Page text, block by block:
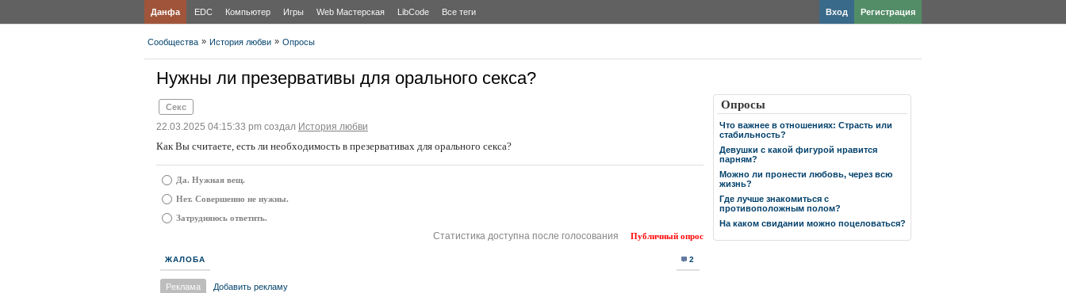
Данфа EDC Компьютер Игры Web Мастерская LibCode Все теги Регистрация
Вход
Сообщества » История любви » Опросы
Нужны ли презервативы для орального секса?
Секс
22.03.2025 04:15:33 pm создал История любви
Как Вы считаете, есть ли необходимость в презервативах для орального секса?
Да. Нужная вещ.
Нет. Совершенно не нужны.
Затрудняюсь ответить.
Статистика доступна после голосования Публичный опрос
ЖАЛОБА 2
Реклама Добавить рекламу
Опросы
Что важнее в отношениях: Страсть или
стабильность?
Девушки с какой фигурой нравится
парням?
Можно ли пронести любовь, через всю
жизнь?
Где лучше знакомиться с
противоположным полом?
На каком свидании можно поцеловаться?